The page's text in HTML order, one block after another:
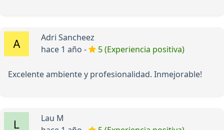
Adri Sancheez
hace 1 año -
5 (Experiencia positiva)
Excelente ambiente y profesionalidad. Inmejorable!
Lau M